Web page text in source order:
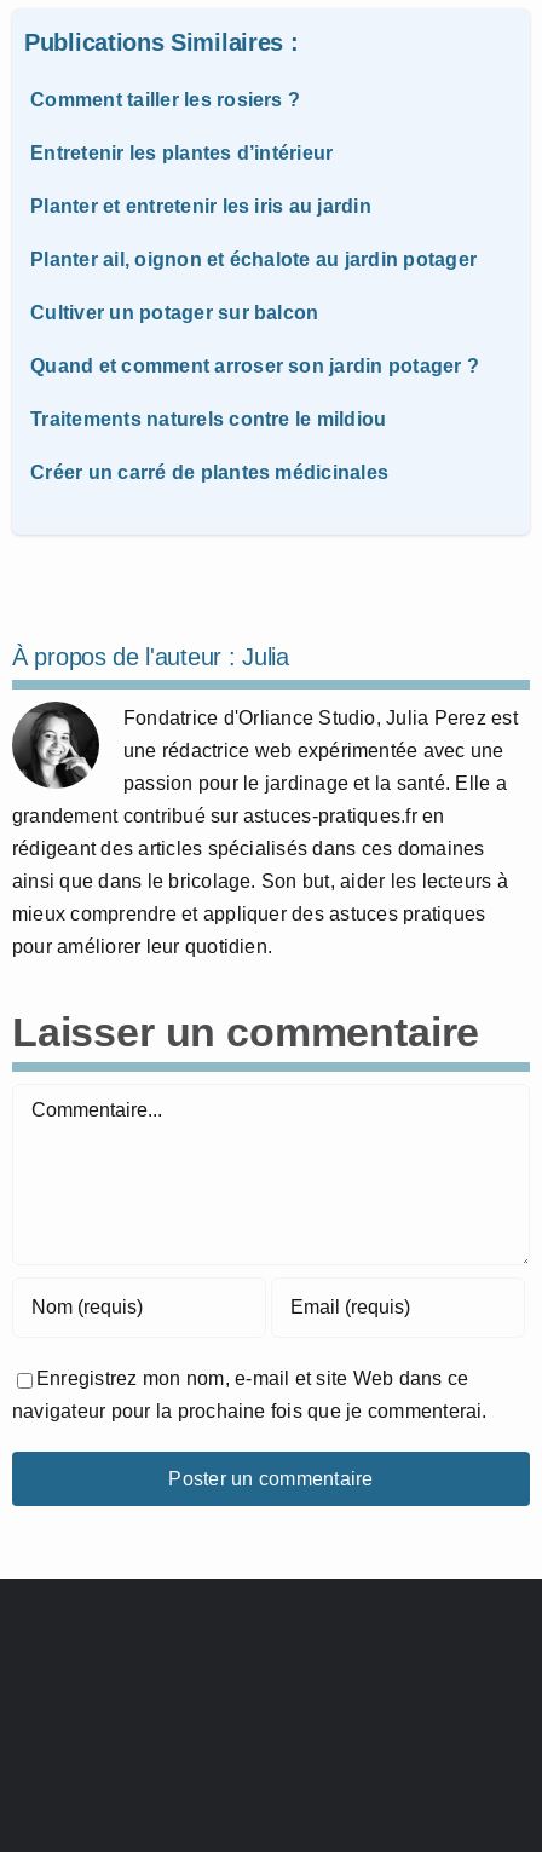
Publications Similaires :
Comment tailler les rosiers ?
Entretenir les plantes d’intérieur
Planter et entretenir les iris au jardin
Planter ail, oignon et échalote au jardin potager
Cultiver un potager sur balcon
Quand et comment arroser son jardin potager ?
Traitements naturels contre le mildiou
Créer un carré de plantes médicinales
À propos de l'auteur :Julia
Fondatrice d'Orliance Studio, Julia Perez est
une rédactrice web expérimentée avec une
passion pour le jardinage et la santé. Elle a
grandement contribué sur astuces-pratiques.fr en
rédigeant des articles spécialisés dans ces domaines
ainsi que dans le bricolage. Son but, aider les lecteurs à
mieux comprendre et appliquer des astuces pratiques
pour améliorer leur quotidien.
Laisser un commentaire
Commentaire
Enregistrez mon nom, e-mail et site Web dans ce
navigateur pour la prochaine fois que je commenterai.